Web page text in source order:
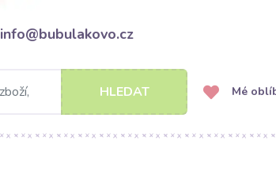
info@bubulakovo.cz
HLEDAT Mé